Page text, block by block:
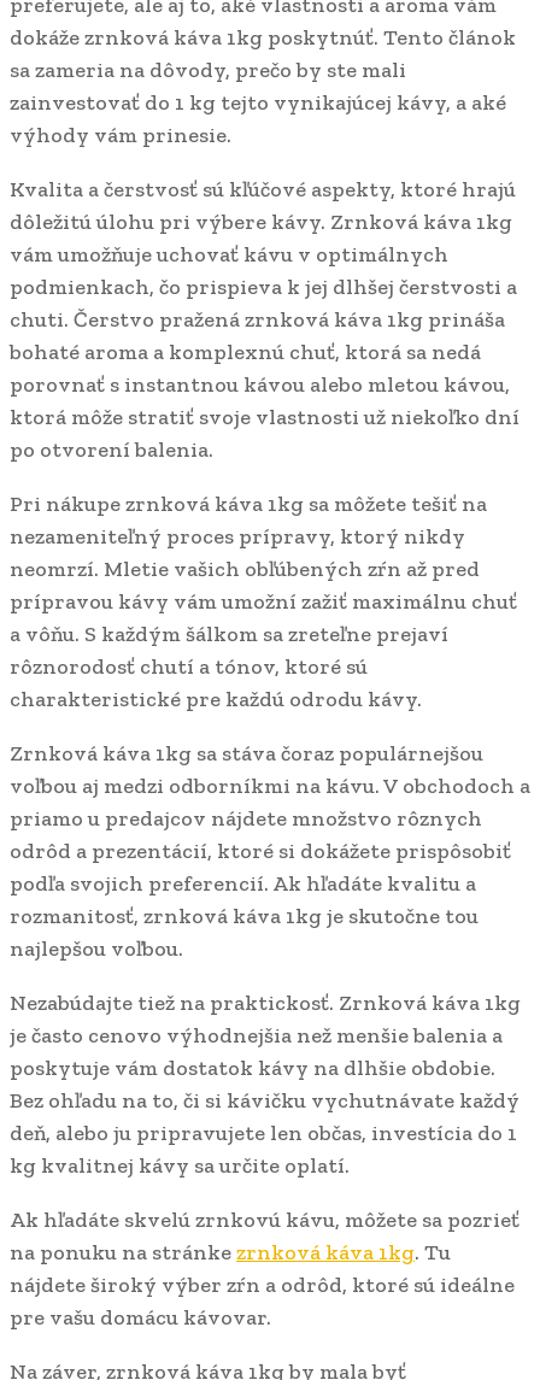
dokáže zrnková káva 1kg poskytnúť. Tento článok
sa zameria na dôvody, prečo by ste mali
zainvestovať do 1 kg tejto vynikajúcej kávy, a aké
výhody vám prinesie.
Kvalita a čerstvosť sú kľúčové aspekty, ktoré hrajú
dôležitú úlohu pri výbere kávy. Zrnková káva 1kg
vám umožňuje uchovať kávu v optimálnych
podmienkach, čo prispieva k jej dlhšej čerstvosti a
chuti. Čerstvo pražená zrnková káva 1kg prináša
bohaté aroma a komplexnú chuť, ktorá sa nedá
porovnať s instantnou kávou alebo mletou kávou,
ktorá môže stratiť svoje vlastnosti už niekoľko dní
po otvorení balenia.
Pri nákupe zrnková káva 1kg sa môžete tešiť na
nezameniteľný proces prípravy, ktorý nikdy
neomrzí. Mletie vašich obľúbených zŕn až pred
prípravou kávy vám umožní zažiť maximálnu chuť
a vôňu. S každým šálkom sa zreteľne prejaví
rôznorodosť chutí a tónov, ktoré sú
charakteristické pre každú odrodu kávy.
Zrnková káva 1kg sa stáva čoraz populárnejšou
voľbou aj medzi odborníkmi na kávu. V obchodoch a
priamo u predajcov nájdete množstvo rôznych
odrôd a prezentácií, ktoré si dokážete prispôsobiť
podľa svojich preferencií. Ak hľadáte kvalitu a
rozmanitosť, zrnková káva 1kg je skutočne tou
najlepšou voľbou.
Nezabúdajte tiež na praktickosť. Zrnková káva 1kg
je často cenovo výhodnejšia než menšie balenia a
poskytuje vám dostatok kávy na dlhšie obdobie.
Bez ohľadu na to, či si kávičku vychutnávate každý
deň, alebo ju pripravujete len občas, investícia do 1
kg kvalitnej kávy sa určite oplatí.
Ak hľadáte skvelú zrnkovú kávu, môžete sa pozrieť
na ponuku na stránkezrnková káva 1kg. Tu
nájdete široký výber zŕn a odrôd, ktoré sú ideálne
pre vašu domácu kávovar.
Na záver, zrnková káva 1kg by mala byť